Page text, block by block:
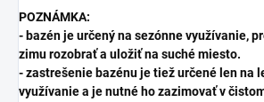
POZNÁMKA:
- bazén je určený na sezónne využívanie,
zimu rozobrať a uložiť na suché miesto.
- zastrešenie bazénu je tiež určené len na
využívanie a je nutné ho zazimovať v